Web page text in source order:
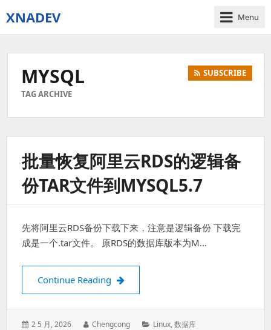
XNADEV Menu
MYSQL
TAG ARCHIVE
SUBSCRIBE
批量恢复阿里云RDS的逻辑备
份TAR文件到MYSQL5.7
先将阿里云RDS备份下载下来，注意是逻辑备份 下载完
成是一个.tar文件。 原RDS的数据库版本为M…
Continue Reading 批量恢复阿里云RDS的逻辑备份tar文
Posted
2 5 月, 2026 Author:
Chengcong Categories:
Linux,数据库